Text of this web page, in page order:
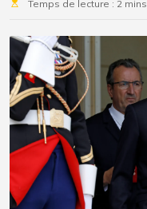
Temps de lecture : 2 mins